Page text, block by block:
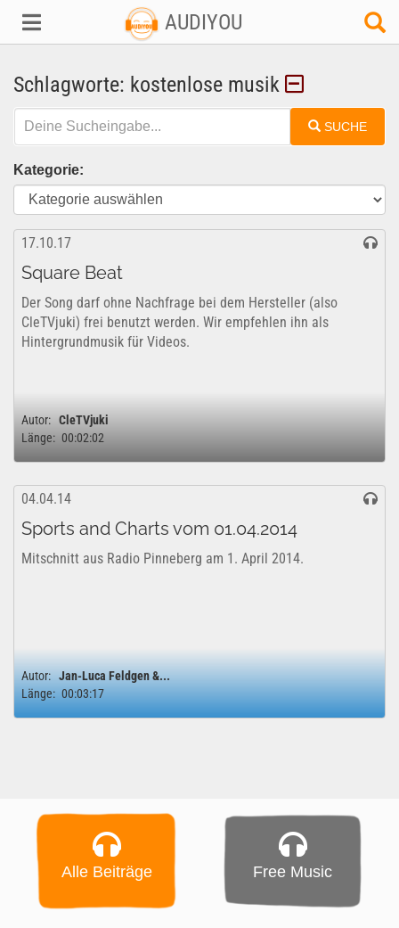
AUDIYOU
Schlagworte: kostenlose musik
SUCHE
Kategorie:
17.10.17
Square Beat
Der Song darf ohne Nachfrage bei dem Hersteller (also
CleTVjuki) frei benutzt werden. Wir empfehlen ihn als
Hintergrundmusik für Videos.
Autor: CleTVjuki
Länge: 00:02:02
04.04.14
Sports and Charts vom 01.04.2014
Mitschnitt aus Radio Pinneberg am 1. April 2014.
Autor: Jan-Luca Feldgen &...
Länge: 00:03:17
Alle Beiträge Free Music